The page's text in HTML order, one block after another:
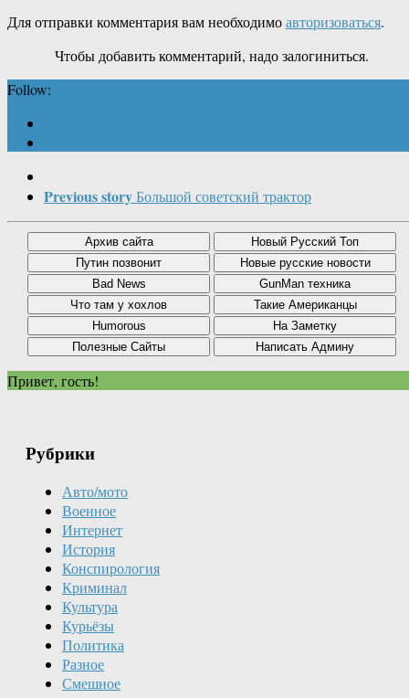
Для отправки комментария вам необходимоавторизоваться.
Чтобы добавить комментарий, надо залогиниться.
Follow:
Previous storyБольшой советский трактор
Привет, гость!
Рубрики
Авто/мото
Военное
Интернет
История
Конспирология
Криминал
Культура
Курьёзы
Политика
Разное
Смешное